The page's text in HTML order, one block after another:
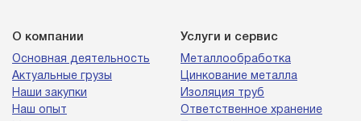
О компании
Основная деятельность
Актуальные грузы
Наши закупки
Наш опыт
Услуги и сервис
Металлообработка
Цинкование металла
Изоляция труб
Ответственное хранение